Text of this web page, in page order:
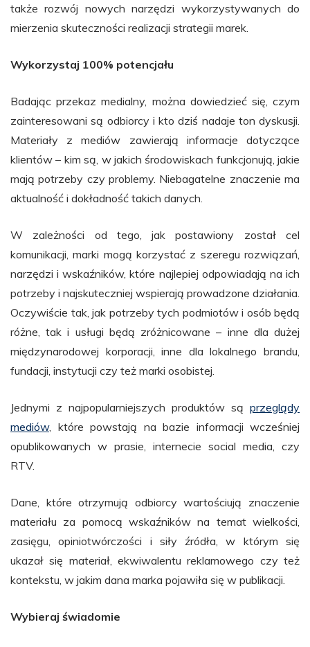
także rozwój nowych narzędzi wykorzystywanych do
mierzenia skuteczności realizacji strategii marek.
Wykorzystaj 100% potencjału
Badając przekaz medialny, można dowiedzieć się, czym
zainteresowani są odbiorcy i kto dziś nadaje ton dyskusji.
Materiały z mediów zawierają informacje dotyczące
klientów – kim są, w jakich środowiskach funkcjonują, jakie
mają potrzeby czy problemy. Niebagatelne znaczenie ma
aktualność i dokładność takich danych.
W zależności od tego, jak postawiony został cel
komunikacji, marki mogą korzystać z szeregu rozwiązań,
narzędzi i wskaźników, które najlepiej odpowiadają na ich
potrzeby i najskuteczniej wspierają prowadzone działania.
Oczywiście tak, jak potrzeby tych podmiotów i osób będą
różne, tak i usługi będą zróżnicowane – inne dla dużej
międzynarodowej korporacji, inne dla lokalnego brandu,
fundacji, instytucji czy też marki osobistej.
Jednymi z najpopularniejszych produktów są przeglądy
mediów, które powstają na bazie informacji wcześniej
opublikowanych w prasie, internecie social media, czy
RTV.
Dane, które otrzymują odbiorcy wartościują znaczenie
materiału za pomocą wskaźników na temat wielkości,
zasięgu, opiniotwórczości i siły źródła, w którym się
ukazał się materiał, ekwiwalentu reklamowego czy też
kontekstu, w jakim dana marka pojawiła się w publikacji.
Wybieraj świadomie